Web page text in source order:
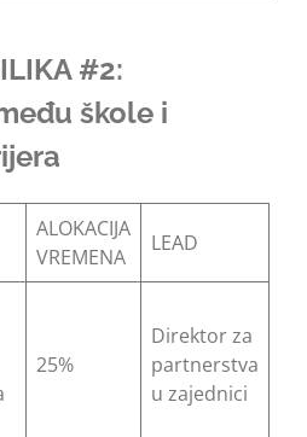
#2:
škole i
ALOKACIJA
VREMENA
LEAD
25%
Direktor za
partnerstva
u zajednici